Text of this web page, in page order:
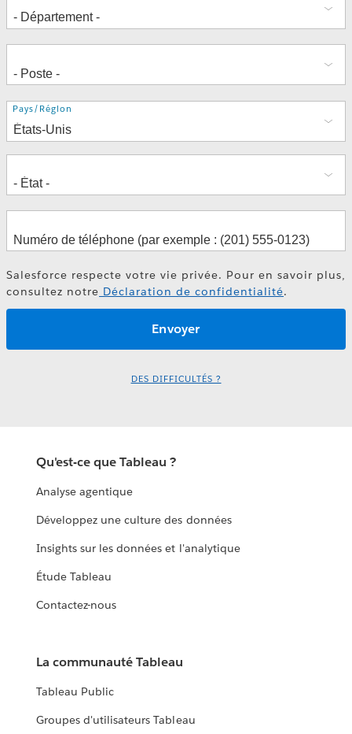
Adresse
Pays/Région
Salesforce respecte votre vie privée. Pour en savoir plus,
consultez notre Déclaration de confidentialité.
DES DIFFICULTÉS ?
Qu'est-ce que Tableau ?
Analyse agentique
Développez une culture des données
Insights sur les données et l'analytique
Étude Tableau
Contactez-nous
La communauté Tableau
Tableau Public
Groupes d'utilisateurs Tableau